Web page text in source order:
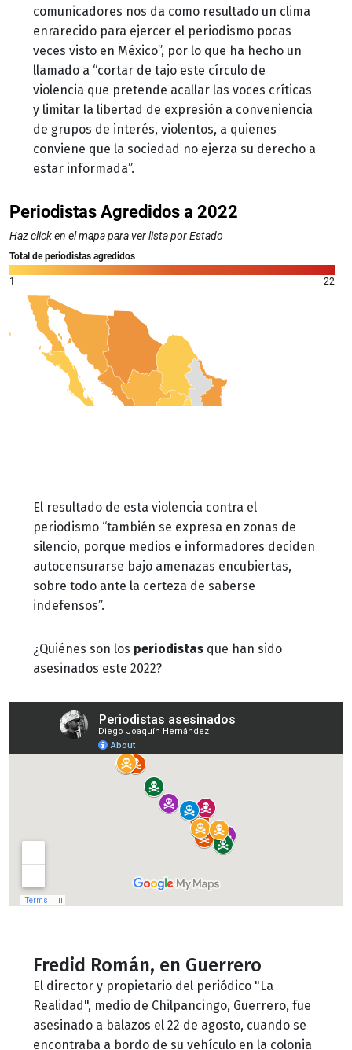
comunicadores nos da como resultado un clima
enrarecido para ejercer el periodismo pocas
veces visto en México”, por lo que ha hecho un
llamado a “cortar de tajo este círculo de
violencia que pretende acallar las voces críticas
y limitar la libertad de expresión a conveniencia
de grupos de interés, violentos, a quienes
conviene que la sociedad no ejerza su derecho a
estar informada”.
El resultado de esta violencia contra el
periodismo “también se expresa en zonas de
silencio, porque medios e informadores deciden
autocensurarse bajo amenazas encubiertas,
sobre todo ante la certeza de saberse
indefensos”.
¿Quiénes son los periodistas que han sido
asesinados este 2022?
Fredid Román, en Guerrero
El director y propietario del periódico "La
Realidad", medio de Chilpancingo, Guerrero, fue
asesinado a balazos el 22 de agosto, cuando se
encontraba a bordo de su vehículo en la colonia